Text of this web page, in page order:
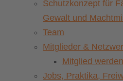
Schutzkonzept für
Gewalt und
Team
Mitglieder &
Mitglied werden
Jobs, Praktika,